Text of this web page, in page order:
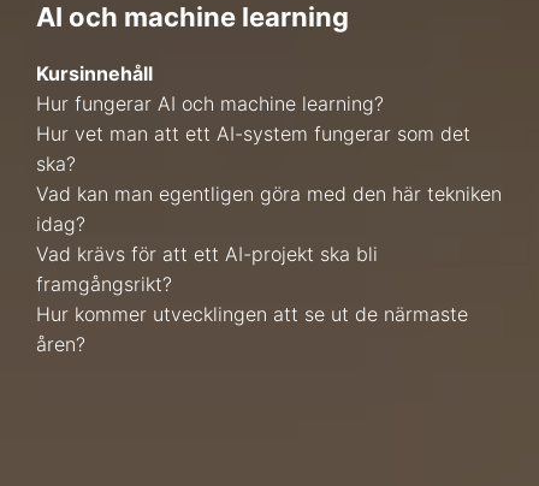
AI och machine learning
Kursinnehåll
Hur fungerar AI och machine learning?
Hur vet man att ett AI-system fungerar som det
ska?
Vad kan man egentligen göra med den här tekniken
idag?
Vad krävs för att ett AI-projekt ska bli
framgångsrikt?
Hur kommer utvecklingen att se ut de närmaste
åren?